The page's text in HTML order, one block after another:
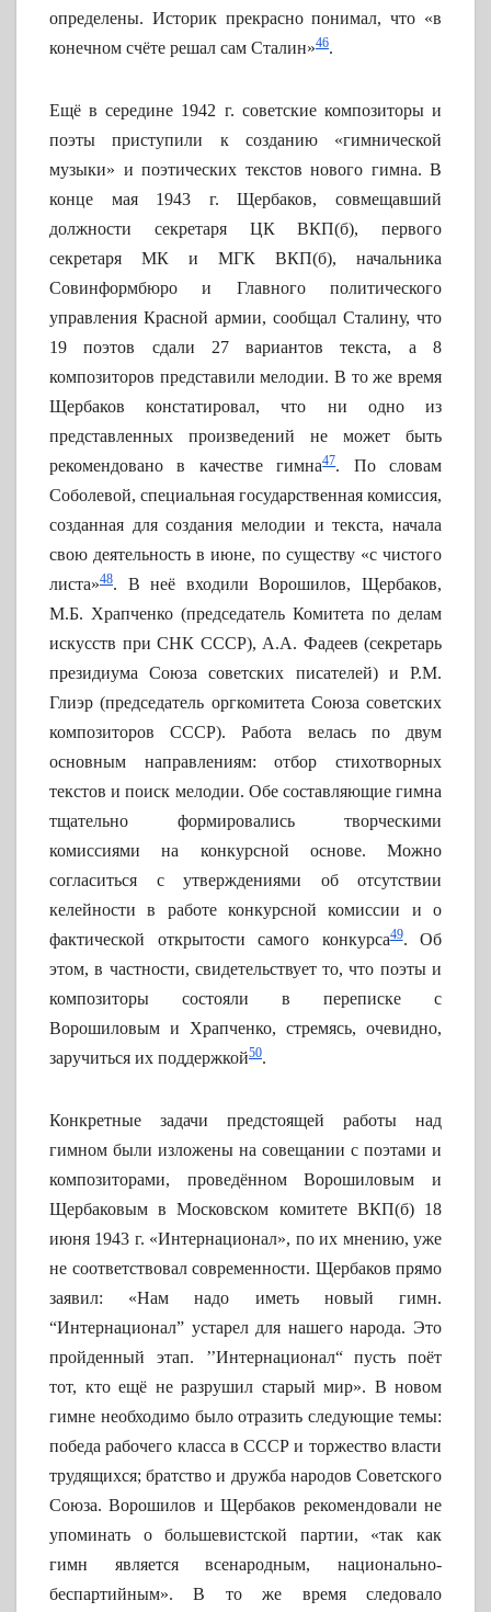
определены. Историк прекрасно понимал, что «в
конечном счёте решал сам Сталин»46.
Ещё в середине 1942 г. советские композиторы и
поэты приступили к созданию «гимнической
музыки» и поэтических текстов нового гимна. В
конце мая 1943 г. Щербаков, совмещавший
должности секретаря ЦК ВКП(б), первого
секретаря МК и МГК ВКП(б), начальника
Совинформбюро и Главного политического
управления Красной армии, сообщал Сталину, что
19 поэтов сдали 27 вариантов текста, а 8
композиторов представили мелодии. В то же время
Щербаков констатировал, что ни одно из
представленных произведений не может быть
рекомендовано в качестве гимна47. По словам
Соболевой, специальная государственная комиссия,
созданная для создания мелодии и текста, начала
свою деятельность в июне, по существу «с чистого
листа»48. В неё входили Ворошилов, Щербаков,
М.Б. Храпченко (председатель Комитета по делам
искусств при СНК СССР), А.А. Фадеев (секретарь
президиума Союза советских писателей) и Р.М.
Глиэр (председатель оргкомитета Союза советских
композиторов СССР). Работа велась по двум
основным направлениям: отбор стихотворных
текстов и поиск мелодии. Обе составляющие гимна
тщательно формировались творческими
комиссиями на конкурсной основе. Можно
согласиться с утверждениями об отсутствии
келейности в работе конкурсной комиссии и о
фактической открытости самого конкурса49. Об
этом, в частности, свидетельствует то, что поэты и
композиторы состояли в переписке с
Ворошиловым и Храпченко, стремясь, очевидно,
заручиться их поддержкой50.
Конкретные задачи предстоящей работы над
гимном были изложены на совещании с поэтами и
композиторами, проведённом Ворошиловым и
Щербаковым в Московском комитете ВКП(б) 18
июня 1943 г. «Интернационал», по их мнению, уже
не соответствовал современности. Щербаков прямо
заявил: «Нам надо иметь новый гимн.
“Интернационал” устарел для нашего народа. Это
пройденный этап. ’’Интернационал“ пусть поёт
тот, кто ещё не разрушил старый мир». В новом
гимне необходимо было отразить следующие темы:
победа рабочего класса в СССР и торжество власти
трудящихся; братство и дружба народов Советского
Союза. Ворошилов и Щербаков рекомендовали не
упоминать о большевистской партии, «так как
гимн является всенародным, национально-
беспартийным». В то же время следовало